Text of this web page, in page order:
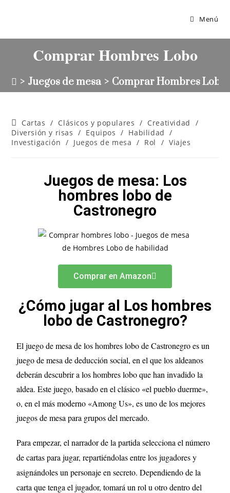
Menú
Comprar Hombres Lobo
> Juegos de mesa > Comprar Hombres Lobo
Cartas / Clásicos y populares / Creatividad
/
Diversión y risas / Equipos / Habilidad
/
Investigación / Juegos de mesa / Rol / Viajes
Juegos de mesa: Los
hombres lobo de
Castronegro
Comprar en Amazon
¿Cómo jugar al Los hombres
lobo de Castronegro?
El juego de mesa de los hombres lobo de Castronegro es un
juego de mesa de deducción social, en el que los aldeanos
deberán descubrir a los hombres lobo que han invadido la
aldea. Este juego, basado en el clásico «el pueblo duerme»,
o, en el más moderno «Among Us», es uno de los mejores
juegos de mesa para grupos del mercado.
Para empezar, el narrador de la partida selecciona el número
de cartas para jugar, repartiéndolas entre los jugadores y
asignándoles un personaje en secreto. Dependiendo de la
carta que tenga el jugador, tomará un rol u otro dentro del